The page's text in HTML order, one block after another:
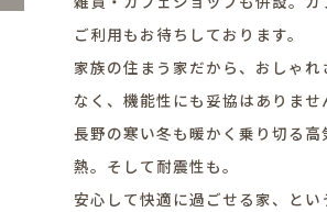
ご利用もお待ちしております。
家族の住まう家だから、おしゃれ
なく、機能性にも妥協はありませ
長野の寒い冬も暖かく乗り切る高
熱。そして耐震性も。
安心して快適に過ごせる家、とい